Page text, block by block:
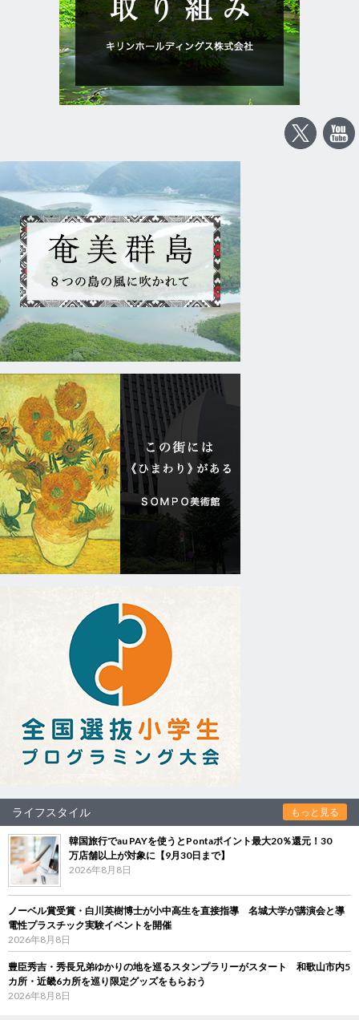
ライフスタイル もっと見る
韓国旅行でau PAYを使うとPontaポイント最大20％還元！30
万店舗以上が対象に【9月30日まで】
2026年8月8日
ノーベル賞受賞・白川英樹博士が小中高生を直接指導 名城大学が講演会と導
電性プラスチック実験イベントを開催
2026年8月8日
豊臣秀吉・秀長兄弟ゆかりの地を巡るスタンプラリーがスタート 和歌山市内5
カ所・近畿6カ所を巡り限定グッズをもらおう
2026年8月8日